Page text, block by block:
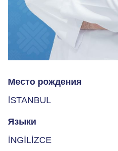
Место рождения
İSTANBUL
Языки
İNGİLİZCE